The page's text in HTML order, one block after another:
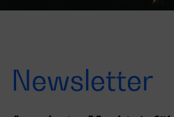
Newsletter